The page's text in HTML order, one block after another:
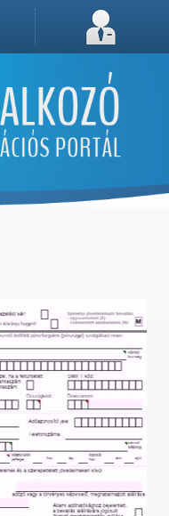
A sütik a weboldal megfelelő működéséhez
Megértettem, folytatás...